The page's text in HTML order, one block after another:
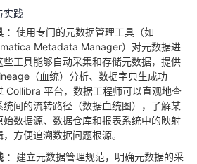
实践
：使用专门的元数据管理工具（如
Metadata Manager）对元数据进
些工具能够自动采集和存储元数据，提供
（血统）分析、数据字典生成功
Collibra 平台，数据工程师可以直观地查
统间的流转路径（数据血统图），了解某
始数据源、数据仓库和报表系统中的映射
方便追溯数据问题根源。
：建立元数据管理规范，明确元数据的采